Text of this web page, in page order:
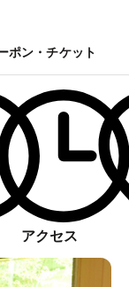
ポン・チケット
アクセス